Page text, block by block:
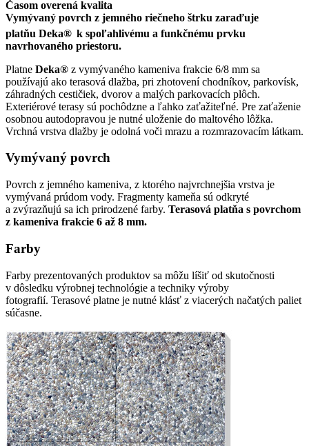
Časom overená kvalita
Vymývaný povrch z jemného riečneho štrku zaraďuje
platňu Deka® k spoľahlivému a funkčnému prvku
navrhovaného priestoru.
Platne Deka® z vymývaného kameniva frakcie 6/8 mm sa
používajú ako terasová dlažba, pri zhotovení chodníkov, parkovísk,
záhradných cestičiek, dvorov a malých parkovacích plôch.
Exteriérové terasy sú pochôdzne a ľahko zaťažiteľné. Pre zaťaženie
osobnou autodopravou je nutné uloženie do maltového lôžka.
Vrchná vrstva dlažby je odolná voči mrazu a rozmrazovacím látkam.
Vymývaný povrch
Povrch z jemného kameniva, z ktorého najvrchnejšia vrstva je
vymývaná prúdom vody. Fragmenty kameňa sú odkryté
a zvýrazňujú sa ich prirodzené farby. Terasová platňa s povrchom
z kameniva frakcie 6 až 8 mm.
Farby
Farby prezentovaných produktov sa môžu líšiť od skutočnosti
v dôsledku výrobnej technológie a techniky výroby
fotografií. Terasové platne je nutné klásť z viacerých načatých paliet
súčasne.